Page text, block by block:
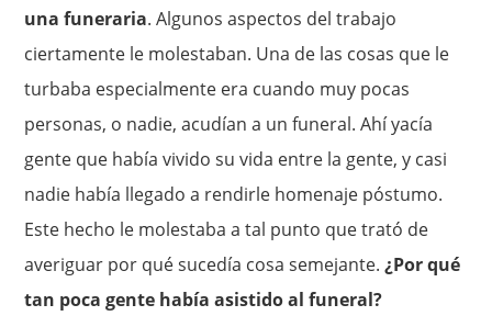
una funeraria. Algunos aspectos del trabajo
ciertamente le molestaban. Una de las cosas que le
turbaba especialmente era cuando muy pocas
personas, o nadie, acudían a un funeral. Ahí yacía
gente que había vivido su vida entre la gente, y casi
nadie había llegado a rendirle homenaje póstumo.
Este hecho le molestaba a tal punto que trató de
averiguar por qué sucedía cosa semejante.¿Por qué
tan poca gente había asistido al funeral?